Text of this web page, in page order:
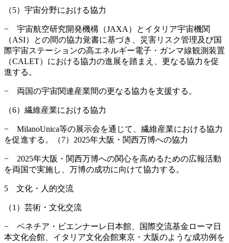
（5）宇宙分野における協力
− 宇宙航空研究開発機構（JAXA）とイタリア宇宙機関
（ASI）との間の協力覚書に基づき、災害リスク管理及び国
際宇宙ステーションの高エネルギー電子・ガンマ線観測装置
（CALET）における協力の進展を踏まえ、更なる協力を促
進する。
− 両国の宇宙関連産業間の更なる協力を支援する。
（6）繊維産業における協力
− MilanoUnica等の展示会を通じて、繊維産業における協力
を促進する。（7）2025年大阪・関西万博への協力
− 2025年大阪・関西万博への関心を高めるための広報活動
を両国で実施し、万博の成功に向けて協力する。
5 文化・人的交流
（1）芸術・文化交流
− ベネチア・ビエンナーレ日本館、国際交流基金ローマ日
本文化会館、イタリア文化会館東京・大阪のような成功例を